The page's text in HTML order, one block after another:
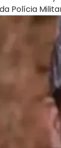
Polícia